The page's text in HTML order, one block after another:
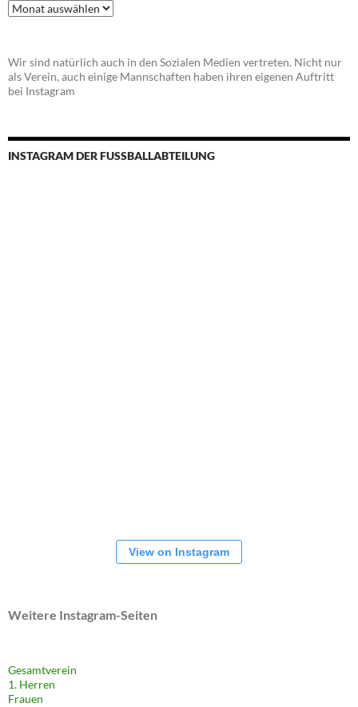
Beitragsarchiv
Wir sind natürlich auch in den Sozialen Medien vertreten. Nicht nur
als Verein, auch einige Mannschaften haben ihren eigenen Auftritt
bei Instagram
INSTAGRAM DER FUSSBALLABTEILUNG
View on Instagram
Weitere Instagram-Seiten
Gesamtverein
1. Herren
Frauen